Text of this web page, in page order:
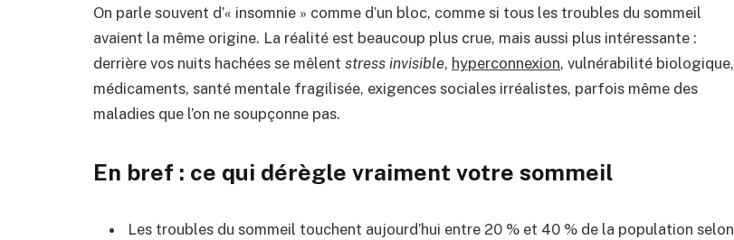
On parle souvent d’« insomnie » comme d’un bloc, comme si tous les troubles du sommeil
avaient la même origine. La réalité est beaucoup plus crue, mais aussi plus intéressante :
derrière vos nuits hachées se mêlent stress invisible, hyperconnexion, vulnérabilité biologique,
médicaments, santé mentale fragilisée, exigences sociales irréalistes, parfois même des
maladies que l’on ne soupçonne pas.
En bref : ce qui dérègle vraiment votre sommeil
Les troubles du sommeil touchent aujourd’hui entre 20 % et 40 % de la population selon